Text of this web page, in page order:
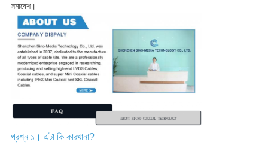
সমাবেশ।
প্রশ্ন ১। এটা কি কারখানা?